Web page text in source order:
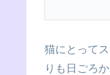
猫にとって
りも日ごろ